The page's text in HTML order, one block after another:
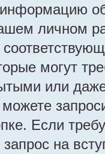
личном
могут
или
Если
на